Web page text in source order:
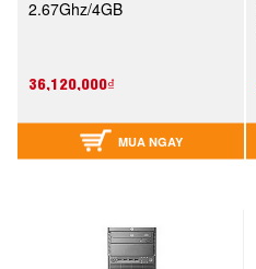
2.67Ghz/4GB
36,120,000₫
MUA NGAY